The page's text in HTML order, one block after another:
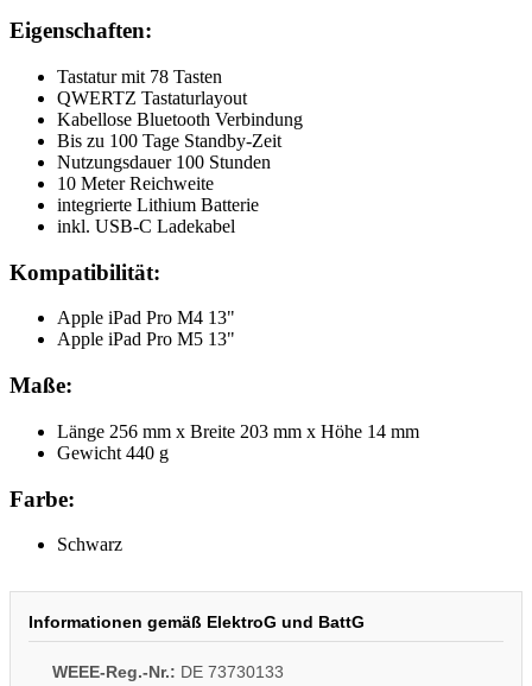
Eigenschaften:
Tastatur mit 78 Tasten
QWERTZ Tastaturlayout
Kabellose Bluetooth Verbindung
Bis zu 100 Tage Standby-Zeit
Nutzungsdauer 100 Stunden
10 Meter Reichweite
integrierte Lithium Batterie
inkl. USB-C Ladekabel
Kompatibilität:
Apple iPad Pro M4 13"
Apple iPad Pro M5 13"
Maße:
Länge 256 mm x Breite 203 mm x Höhe 14 mm
Gewicht 440 g
Farbe:
Schwarz
Informationen gemäß ElektroG und BattG
WEEE-Reg.-Nr.: DE 73730133